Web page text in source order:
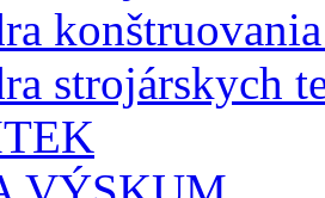
strojárskych